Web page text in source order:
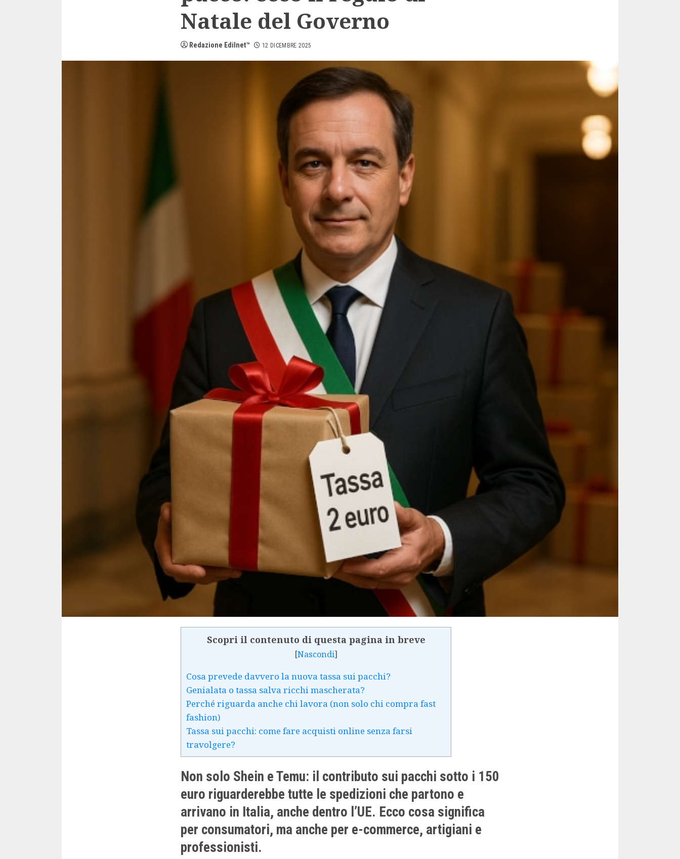
Natale del Governo
Redazione Edilnet™ 12 DICEMBRE 2025
Scopri il contenuto di questa pagina in breve
[Nascondi]
Cosa prevede davvero la nuova tassa sui pacchi?
Genialata o tassa salva ricchi mascherata?
Perché riguarda anche chi lavora (non solo chi compra fast
fashion)
Tassa sui pacchi: come fare acquisti online senza farsi
travolgere?
Non solo Shein e Temu: il contributo sui pacchi sotto i 150
euro riguarderebbe tutte le spedizioni che partono e
arrivano in Italia, anche dentro l’UE. Ecco cosa significa
per consumatori, ma anche per e-commerce, artigiani e
professionisti.